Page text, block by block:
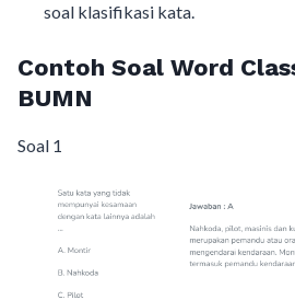
soal klasifikasi kata.
Contoh Soal Word
BUMN
Soal 1